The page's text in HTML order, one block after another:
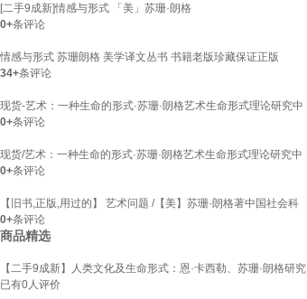
[二手9成新]情感与形式 「美」苏珊·朗格
0+条评论
情感与形式 苏珊朗格 美学译文丛书 书籍老版珍藏保证正版
34+条评论
现货-艺术：一种生命的形式·苏珊·朗格艺术生命形式理论研究中
0+条评论
现货/艺术：一种生命的形式·苏珊·朗格艺术生命形式理论研究中
0+条评论
【旧书,正版,用过的】 艺术问题 /【美】苏珊·朗格著中国社会科
0+条评论
商品精选
【二手9成新】人类文化及生命形式：恩·卡西勒、苏珊·朗格研究
已有0人评价